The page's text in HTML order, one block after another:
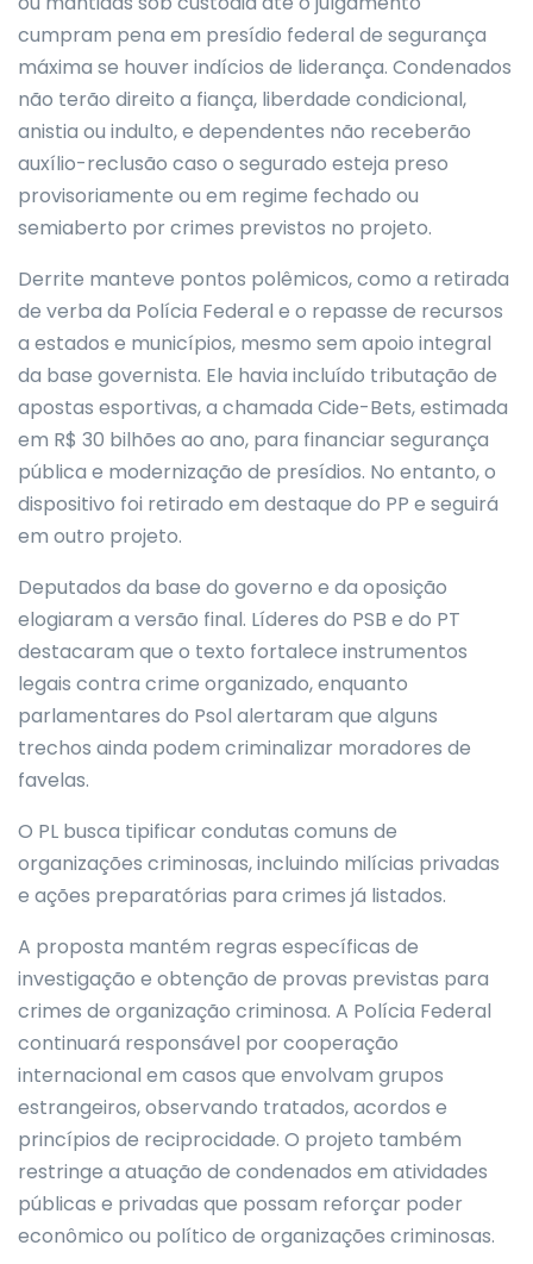
cumpram pena em presídio federal de segurança
máxima se houver indícios de liderança. Condenados
não terão direito a fiança, liberdade condicional,
anistia ou indulto, e dependentes não receberão
auxílio-reclusão caso o segurado esteja preso
provisoriamente ou em regime fechado ou
semiaberto por crimes previstos no projeto.
Derrite manteve pontos polêmicos, como a retirada
de verba da Polícia Federal e o repasse de recursos
a estados e municípios, mesmo sem apoio integral
da base governista. Ele havia incluído tributação de
apostas esportivas, a chamada Cide-Bets, estimada
em R$ 30 bilhões ao ano, para financiar segurança
pública e modernização de presídios. No entanto, o
dispositivo foi retirado em destaque do PP e seguirá
em outro projeto.
Deputados da base do governo e da oposição
elogiaram a versão final. Líderes do PSB e do PT
destacaram que o texto fortalece instrumentos
legais contra crime organizado, enquanto
parlamentares do Psol alertaram que alguns
trechos ainda podem criminalizar moradores de
favelas.
O PL busca tipificar condutas comuns de
organizações criminosas, incluindo milícias privadas
e ações preparatórias para crimes já listados.
A proposta mantém regras específicas de
investigação e obtenção de provas previstas para
crimes de organização criminosa. A Polícia Federal
continuará responsável por cooperação
internacional em casos que envolvam grupos
estrangeiros, observando tratados, acordos e
princípios de reciprocidade. O projeto também
restringe a atuação de condenados em atividades
públicas e privadas que possam reforçar poder
econômico ou político de organizações criminosas.